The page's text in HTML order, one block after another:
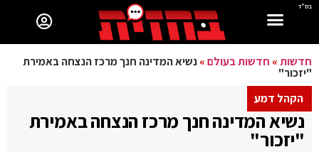
בס"ד
חדשות» חדשות בעולם»נשיא המדינה חנך מרכז הנצחה באמירת
"יזכור"
הקהל דמע
נשיא המדינה חנך מרכז הנצחה באמירת
"יזכור"